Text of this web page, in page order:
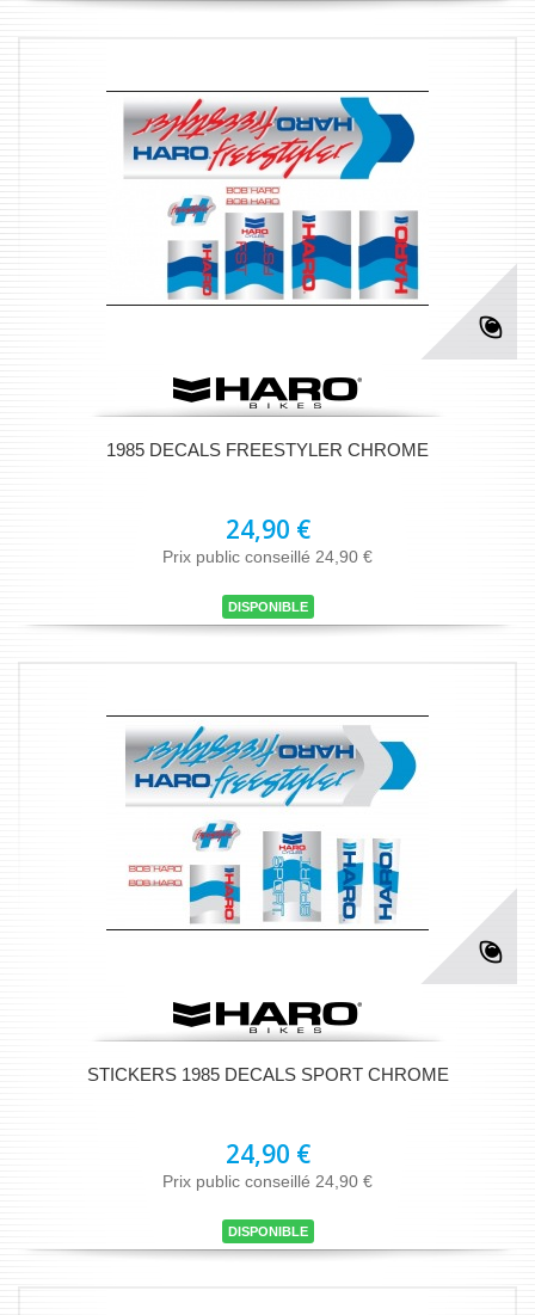
1985 DECALS FREESTYLER CHROME
24,90 €
Prix public conseillé 24,90 €
DISPONIBLE
STICKERS 1985 DECALS SPORT CHROME
24,90 €
Prix public conseillé 24,90 €
DISPONIBLE